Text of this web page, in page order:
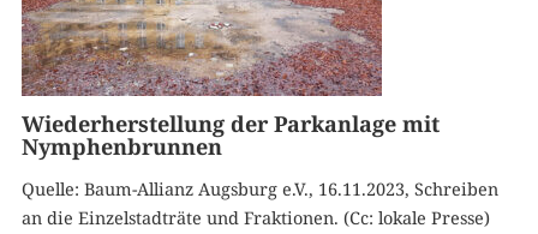
Wiederherstellung der Parkanlage mit
Nymphenbrunnen
Quelle: Baum-Allianz Augsburg e.V., 16.11.2023, Schreiben
an die Einzelstadträte und Fraktionen. (Cc: lokale Presse)